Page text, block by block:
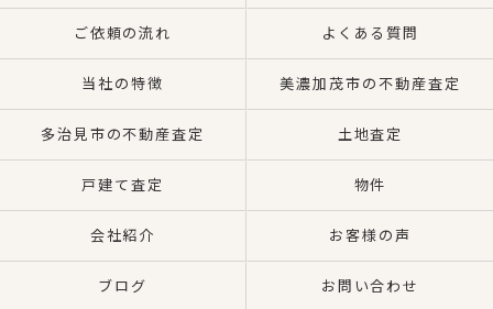
ご依頼の流れ よくある質問
当社の特徴 美濃加茂市の不動産査定
多治見市の不動産査定 土地査定
戸建て査定 物件
会社紹介 お客様の声
ブログ お問い合わせ